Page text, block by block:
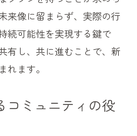
護活動
ニティの育成
能性に与える影響
めの長期的目標設定
来像に留まらず、実際の行
続可能性を実現する鍵で
有し、共に進むことで、新
れます。
コミュニティの役